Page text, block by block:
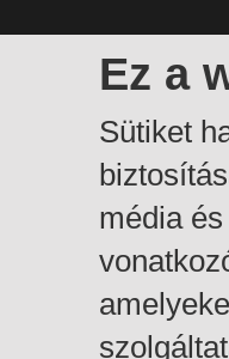
Ez a
Sütiket
média